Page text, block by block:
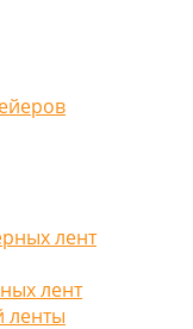
лент
лент
ленты